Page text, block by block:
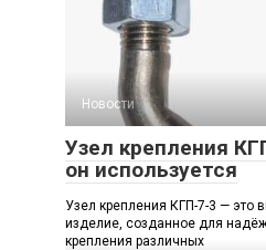
Новости
Узел крепления
он используется
Узел крепления КГП-7-3 — это
изделие, созданное для
крепления различных